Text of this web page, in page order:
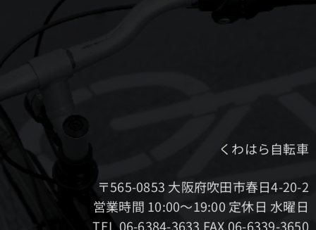
くわはら自転車
〒565-0853 大阪府吹田市春日4-20-2
営業時間 10:00～19:00 定休日 水曜日
TEL 06-6384-3633 FAX 06-6339-3650